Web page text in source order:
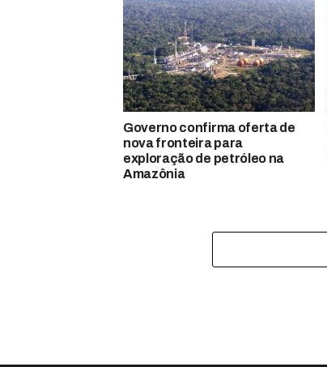
Governo confirma oferta de
nova fronteira para
exploração de petróleo na
Amazônia